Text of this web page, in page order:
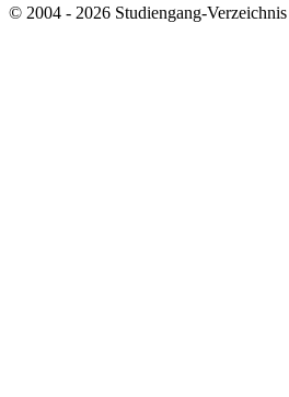
© 2004 - 2026 Studiengang-Verzeichnis